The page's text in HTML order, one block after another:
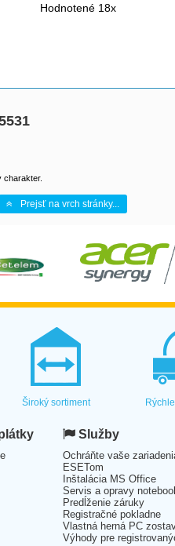
Hodnotené 18x
charakter.
Prejsť na vrch stránky...
Široký sortiment
Služby
Ochráňte vaše
ESETom
Inštalácia MS Office
Servis a opravy
Predĺženie záruky
Registračné pokladne
Vlastná herná PC
Výhody pre